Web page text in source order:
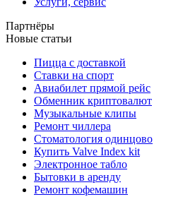
Партнёры
Новые статьи
Пицца с доставкой
Ставки на спорт
Авиабилет прямой рейс
Обменник криптовалют
Музыкальные клипы
Ремонт чиллера
Стоматология одинцово
Купить Valve Index kit
Электронное табло
Бытовки в аренду
Ремонт кофемашин